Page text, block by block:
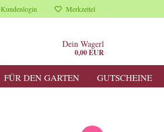
Kundenlogin Merkzettel
Dein Wagerl
0,00 EUR
FÜR DEN GARTEN GUTSCHEINE